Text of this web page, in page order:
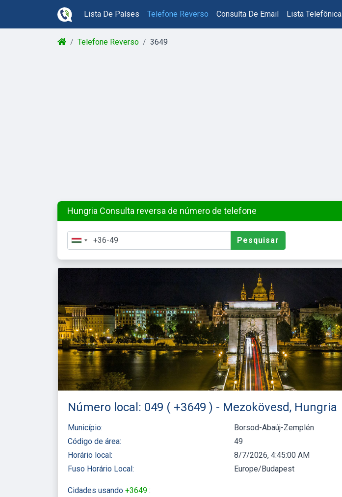
Lista De Países Telefone Reverso Consulta De Email Lista Telefônica
Telefone Reverso 3649
Hungria Consulta reversa de número de telefone
Pesquisar
Número local: 049 ( +3649 ) - Mezokövesd, Hungria
Município:
Borsod-Abaúj-Zemplén
Código de área:
49
Horário local:
8/7/2026, 4:45:01 AM
Fuso Horário Local:
Europe/Budapest
Cidades usando +3649 :